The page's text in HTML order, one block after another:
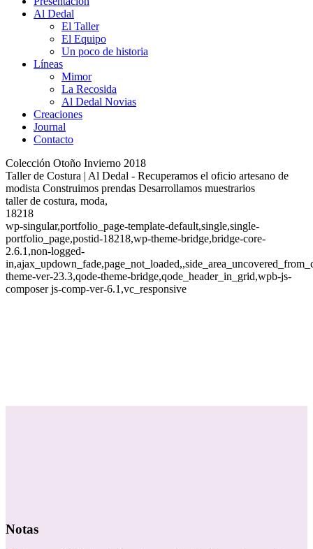
Al Dedal
El Taller
El Equipo
Un poco de historia
Líneas
Mimor
La Recosida
Al Dedal Novias
Creaciones
Journal
Contacto
Colección Otoño Invierno 2018
Taller de Costura | Al Dedal - Recuperamos el oficio artesano de
modista Construimos prendas Desarrollamos muestrarios
taller de costura, moda,
18218
wp-singular,portfolio_page-template-default,single,single-
portfolio_page,postid-18218,wp-theme-bridge,bridge-core-
2.6.1,non-logged-
theme-ver-23.3,qode-theme-bridge,qode_header_in_grid,wpb-js-
composer js-comp-ver-6.1,vc_responsive
Notas